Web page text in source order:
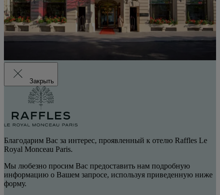
Закрыть
Благодарим Вас за интерес, проявленный к отелю Raffles Le
Royal Monceau Paris.
Мы любезно просим Вас предоставить нам подробную
информацию о Вашем запросе, используя приведенную ниже
форму.